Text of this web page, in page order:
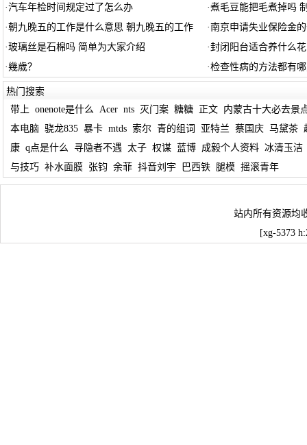
·汽车年检时间规定过了怎么办 ·煮毛豆能把毛煮掉吗
·朝九晚五的工作是什么意思 朝九晚五的工作 ·南京申请失业保险金
·玻璃丝是石棉吗 简单为大家介绍 ·封闭阳台适合养什么
·幾歲？ ·检查性病的方法都有
热门搜索
带上 onenote是什么 Acer nts 灭门案 糖糖 正文
内蒙古十大必去景
本电脑 骁龙835 暴卡 mtds 索尔 青的组词 亚特兰 蔡国庆 马黛茶
康 q点是什么 寻隐者不遇 太子 权谋 蓝博 成毅个人资料 冰清玉洁
与技巧 补水面膜 张钧 余菲 抖音刘宇 巴西铁 腿模 摇滚青年
站内所有资源均
[xg-5373